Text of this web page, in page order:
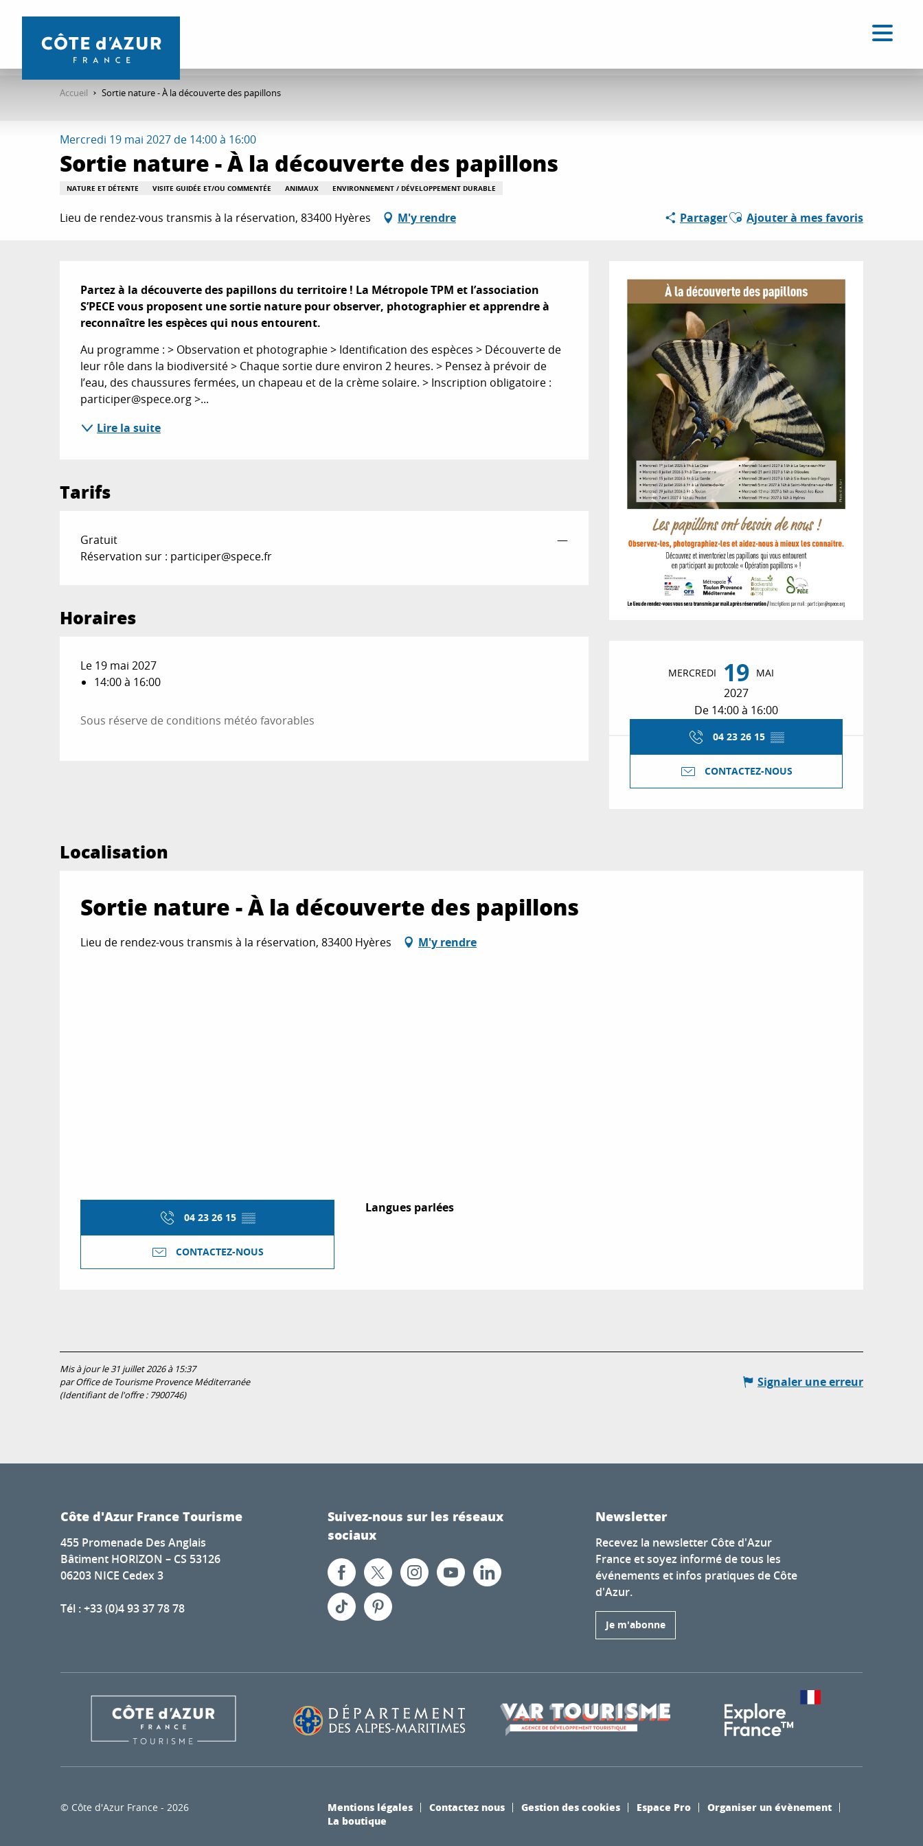
contenu
Accueil Sortie nature - À la découverte des papillons
Mercredi 19 mai 2027 de 14:00 à 16:00
Sortie nature - À la découverte des papillons
NATURE ET DÉTENTE VISITE GUIDÉE ET/OU COMMENTÉE ANIMAUX ENVIRONNEMENT / DÉVELOPPEMENT DURABLE
Lieu de rendez-vous transmis à la réservation, 83400 Hyères M'y rendre PartagerAjouter aux favoris
Ajouter à mes favoris
Ouverture et
MERCREDI 19 MAI
2027
De 14:00 à 16:00
04 23 26 15 ▒▒
CONTACTEZ-NOUS
Description
Partez à la découverte des papillons du territoire ! La Métropole TPM et l’association
S’PECE vous proposent une sortie nature pour observer, photographier et apprendre à
reconnaître les espèces qui nous entourent.
Au programme : > Observation et photographie > Identification des espèces > Découverte de
leur rôle dans la biodiversité > Chaque sortie dure environ 2 heures. > Pensez à prévoir de
l’eau, des chaussures fermées, un chapeau et de la crème solaire. > Inscription obligatoire :
participer@spece.org >...
Lire la suite
Tarifs
Gratuit
—
Réservation sur : participer@spece.fr
Horaires
Le 19 mai 2027
14:00 à 16:00
Sous réserve de conditions météo favorables
Localisation
Sortie nature - À la découverte des papillons
Lieu de rendez-vous transmis à la réservation, 83400 Hyères M'y rendre
04 23 26 15 ▒▒
CONTACTEZ-NOUS
Langues parlées
Langues parlées
Mis à jour le 31 juillet 2026 à 15:37
par Office de Tourisme Provence Méditerranée
(Identifiant de l'offre : 7900746)
Signaler une erreur
Côte d'Azur France Tourisme
455 Promenade Des Anglais
Bâtiment HORIZON – CS 53126
06203 NICE Cedex 3
Tél : +33 (0)4 93 37 78 78
Suivez-nous sur les réseaux
sociaux
Newsletter
Recevez la newsletter Côte d'Azur
France et soyez informé de tous les
événements et infos pratiques de Côte
d'Azur.
Je m'abonne
© Côte d'Azur France - 2026 Mentions légales Contactez nous Gestion des cookies Espace Pro
Organiser un évènement
La boutique